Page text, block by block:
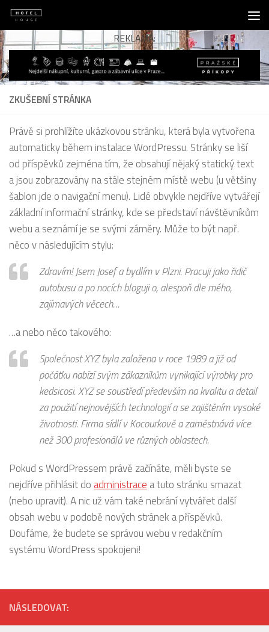
Skip to content
REKLAMA:
ZKUŠEBNÍ STRÁNKA
Právě si prohlížíte ukázkovou stránku, která byla vytvořena
automaticky během instalace WordPressu. Stránky se liší
od příspěvků zejména tím, že obsahují nějaký statický text
a jsou zobrazovány na stále stejném místě webu (u většiny
šablon jde o navigační menu). Lidé obvykle nejdříve vytvářejí
základní informační stránky, kde se představí návštěvníkům
webu a seznámí je se svými záměry. Může to být např.
něco v následujícím stylu:
Zdravím! Jsem Josef a bydlím v Plzni. Pracuji jako řidič
autobusu a po nocích bloguji o, alespoň dle mého,
zajímavých věcech…
…a nebo něco takového:
Společnost XYZ byla založena v roce 1989 a již od
počátku nabízí svým zákazníkům vynikající výrobky pro
kedsicosi. XYZ se soustředí především na kvalitu a detail
za použití nejnovějších technologií a se zajištěním vysoké
životnosti. Firma sídlí v Kocourkově a zaměstnává více
než 300 profesionálů ve různých oblastech.
Pokud s WordPressem právě začínáte, měli byste se
nejdříve přihlásit do administrace a tuto stránku smazat
(nebo upravit). A nic už vám také nebrání vytvářet další
obsah webu v podobě nových stránek a příspěvků.
Doufáme, že budete se správou webu v redakčním
systému WordPress spokojeni!
NÁSLEDOVAT: